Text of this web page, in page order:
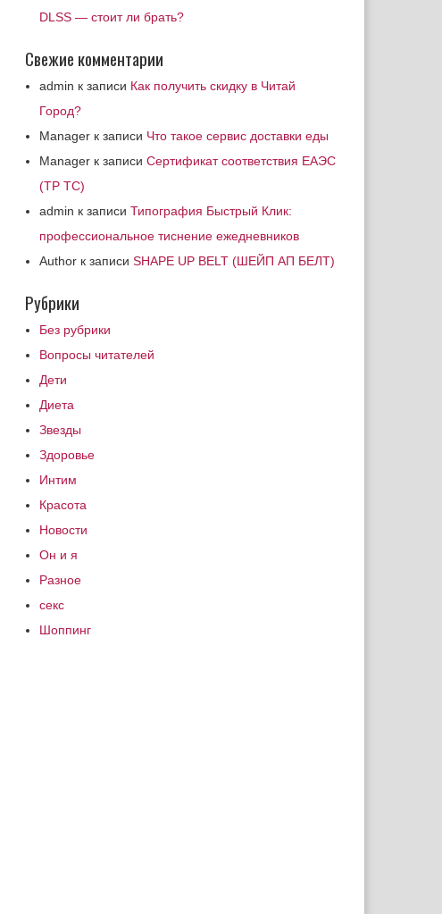
DLSS — стоит ли брать?
Свежие комментарии
admin к записи Как получить скидку в Читай
Город?
Manager к записи Что такое сервис доставки еды
Manager к записи Сертификат соответствия ЕАЭС
(ТР ТС)
admin к записи Типография Быстрый Клик:
профессиональное тиснение ежедневников
Author к записи SHAPE UP BELT (ШЕЙП АП БЕЛТ)
Рубрики
Без рубрики
Вопросы читателей
Дети
Диета
Звезды
Здоровье
Интим
Красота
Новости
Он и я
Разное
секс
Шоппинг